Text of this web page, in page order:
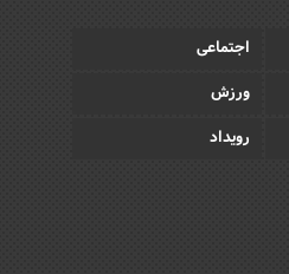
اجتماعی
ورزش
رویداد